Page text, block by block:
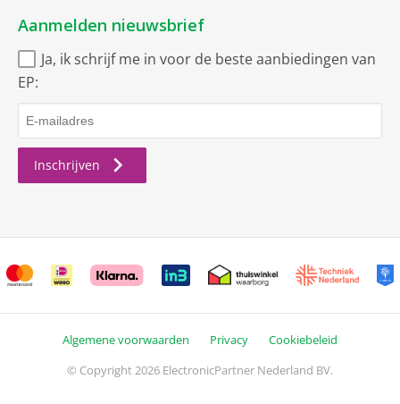
Aanmelden nieuwsbrief
Ja, ik schrijf me in voor de beste aanbiedingen van
EP:
Inschrijven
Algemene voorwaarden Privacy
Cookiebeleid
© Copyright 2026 ElectronicPartner Nederland BV.